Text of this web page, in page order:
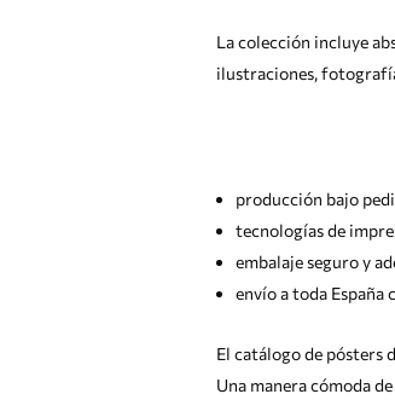
La colección incluye
ilustraciones,
producción bajo
tecnologías de
embalaje seguro y
envío a toda España
El catálogo de pósters
Una manera cómoda